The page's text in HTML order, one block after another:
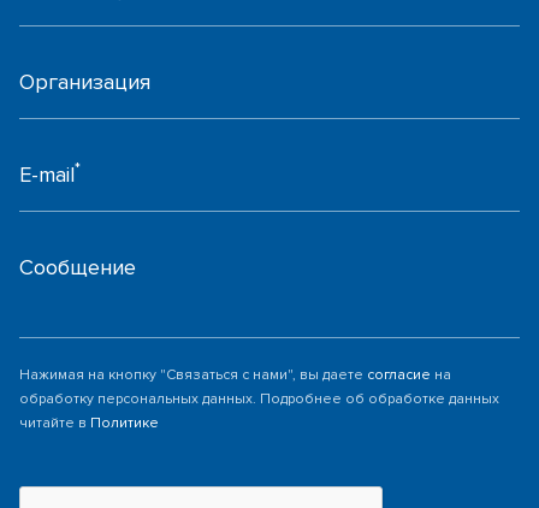
Организация
E-mail*
Сообщение
Нажимая на кнопку "Связаться с нами", вы даете согласие на
обработку персональных данных. Подробнее об обработке данных
читайте в Политике